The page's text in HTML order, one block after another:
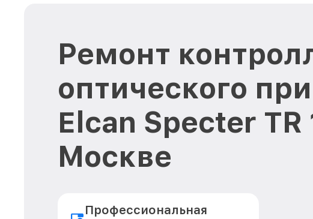
Ремонт
оптического
Elcan Specter
Москве
Профессиональная